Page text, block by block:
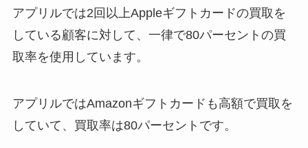
アプリルでは2回以上Appleギフトカードの買取を
している顧客に対して、一律で80パーセントの買
取率を使用しています。
アプリルではAmazonギフトカードも高額で買取を
していて、買取率は80パーセントです。